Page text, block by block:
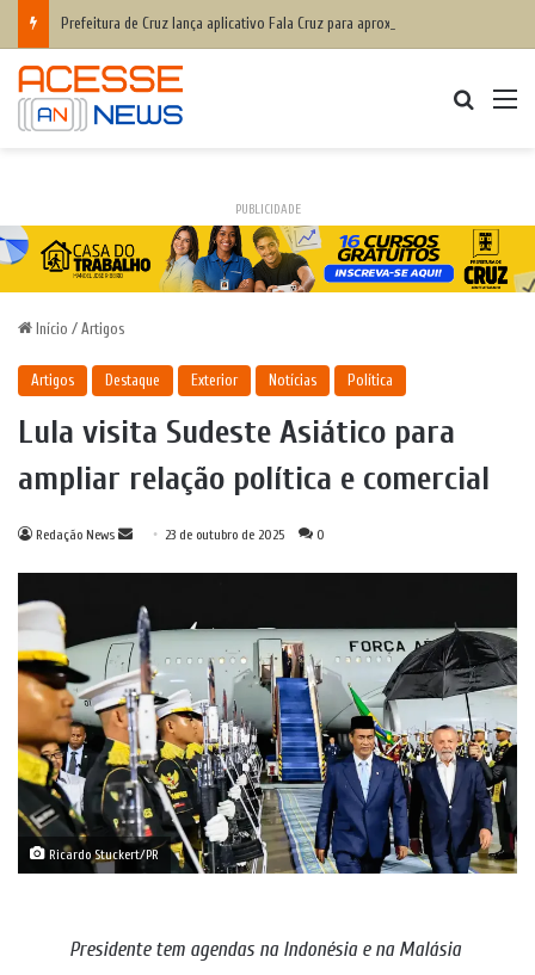
PUBLICIDADE
Início / Artigos
Artigos Destaque Exterior Notícias Política
Lula visita Sudeste Asiático para
ampliar relação política e comercial
Redação News
Mande
mail
23 de outubro de 2025 0
Ricardo Stuckert/PR
Presidente tem agendas na Indonésia e na Malásia